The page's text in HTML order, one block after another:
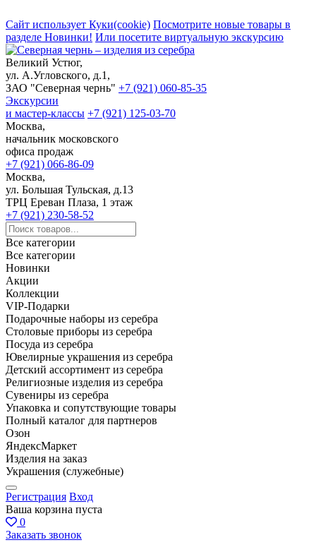
Сайт использует Куки(cookie) Посмотрите новые товары в
разделе Новинки! Или посетите виртуальную экскурсию
Великий Устюг,
ул. А.Угловского, д.1,
ЗАО "Северная чернь" +7 (921) 060-85-35
Экскурсии
и мастер-классы +7 (921) 125-03-70
Москва,
начальник московского
офиса продаж
+7 (921) 066-86-09
Москва,
ул. Большая Тульская, д.13
ТРЦ Ереван Плаза, 1 этаж
+7 (921) 230-58-52
Все категории
Все категории
Новинки
Акции
Коллекции
VIP-Подарки
Подарочные наборы из серебра
Столовые приборы из серебра
Посуда из серебра
Ювелирные украшения из серебра
Детский ассортимент из серебра
Религиозные изделия из серебра
Сувениры из серебра
Упаковка и сопутствующие товары
Полный каталог для партнеров
Озон
ЯндексМаркет
Изделия на заказ
Украшения (служебные)
Регистрация Вход
Ваша корзина пуста
0
Заказать звонок